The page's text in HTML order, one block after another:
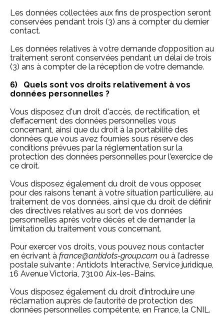
Les données collectées aux fins de prospection seront
conservées pendant trois (3) ans à compter du dernier
contact.
Les données relatives à votre demande d’opposition au
traitement seront conservées pendant un délai de trois
(3) ans à compter de la réception de votre demande.
6) Quels sont vos droits relativement à vos
données personnelles ?
Vous disposez d'un droit d'accès, de rectification, et
d’effacement des données personnelles vous
concernant, ainsi que du droit à la portabilité des
données que vous avez fournies sous réserve des
conditions prévues par la réglementation sur la
protection des données personnelles pour l’exercice de
ce droit.
Vous disposez également du droit de vous opposer,
pour des raisons tenant à votre situation particulière, au
traitement de vos données, ainsi que du droit de définir
des directives relatives au sort de vos données
personnelles après votre décès et de demander la
limitation du traitement vous concernant.
Pour exercer vos droits, vous pouvez nous contacter
en écrivant à france@antidots-group.com ou à l’adresse
postale suivante : Antidots Interactive, Service juridique,
16 Avenue Victoria, 73100 Aix-les-Bains.
Vous disposez également du droit d’introduire une
réclamation auprès de l’autorité de protection des
données personnelles compétente, en France, la CNIL.